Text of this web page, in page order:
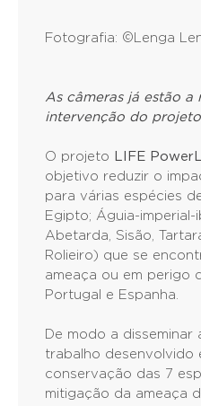
Fotografia: ©Lenga
As câmeras já estão a
intervenção do
O projeto LIFE
objetivo reduzir o
para várias espécies
Egipto; Águia-
Abetarda, Sisão,
Rolieiro) que se
ameaça ou em perigo
Portugal e Espanha.
De modo a disseminar
trabalho desenvolvido
conservação das 7
mitigação da ameaça